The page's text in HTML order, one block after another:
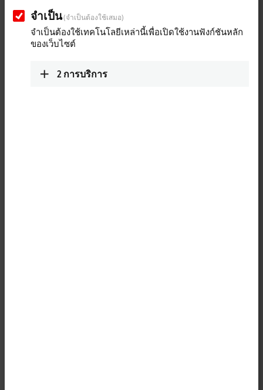
The ATRO system frees up robot configuration in a novel way: each
joint can be endlessly rotated thanks to internal channels for fluids,
power, and data. We give you a detailed overview of our robotic
More about this video
จำเป็น(จำเป็นต้องใช้เสมอ)
จำเป็นต้องใช้เทคโนโลยีเหล่านี้เพื่อเปิดใช้งานฟังก์ชันหลัก
ของเว็บไซต์
2 การบริการ